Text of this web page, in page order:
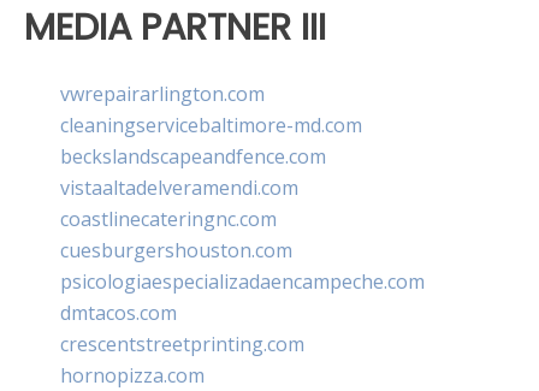
MEDIA PARTNER III
vwrepairarlington.com
cleaningservicebaltimore-md.com
beckslandscapeandfence.com
vistaaltadelveramendi.com
coastlinecateringnc.com
cuesburgershouston.com
psicologiaespecializadaencampeche.com
dmtacos.com
crescentstreetprinting.com
hornopizza.com